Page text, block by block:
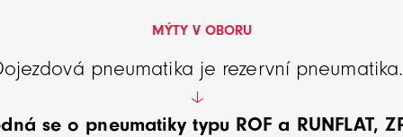
MÝTY V OBORU
pneumatika je rezervní pneumatika.
se o pneumatiky typu ROF a RUNFLAT,